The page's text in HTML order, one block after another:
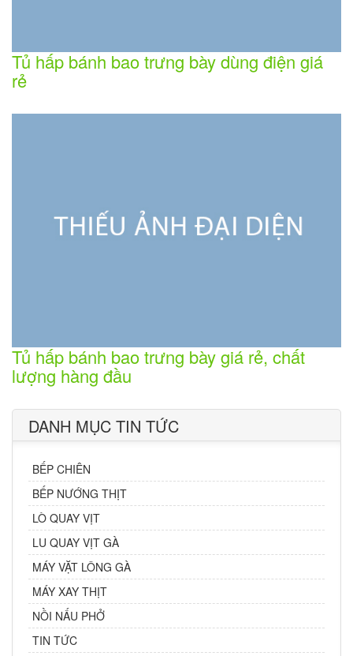
Tủ hấp bánh bao trưng bày dùng điện giá
rẻ
Tủ hấp bánh bao trưng bày giá rẻ, chất
lượng hàng đầu
DANH MỤC TIN TỨC
BẾP CHIÊN
BẾP NƯỚNG THỊT
LÒ QUAY VỊT
LU QUAY VỊT GÀ
MÁY VẶT LÔNG GÀ
MÁY XAY THỊT
NỒI NẤU PHỞ
TIN TỨC